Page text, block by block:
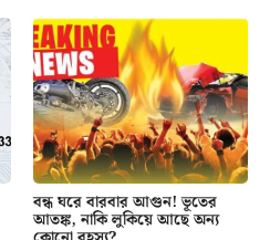
বন্ধ ঘরে বারবার আগুন! ভূতের
আতঙ্ক, নাকি লুকিয়ে আছে অন্য